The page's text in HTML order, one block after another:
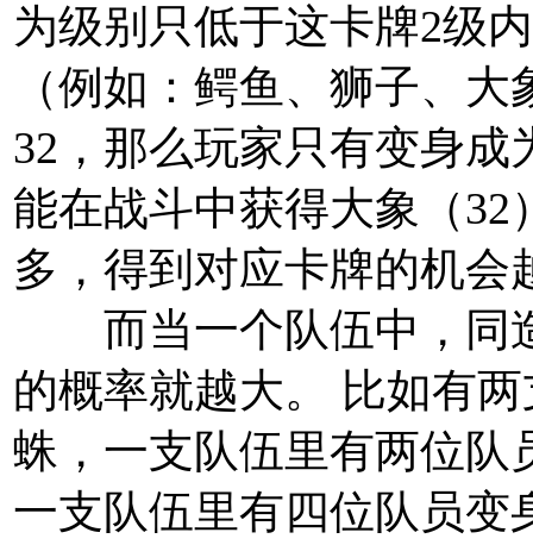
为级别只低于这卡牌2级
（例如：鳄鱼、狮子、
32，那么玩家只有变身成
能在战斗中获得大象（32
多，得到对应卡牌的机会
而当一个队伍中，同
的概率就越大。 比如有
蛛，一支队伍里有两位队
一支队伍里有四位队员变